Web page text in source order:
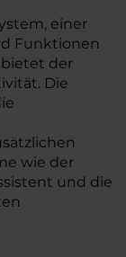
einer
Funktionen
bietet der
Die
wie der
und die